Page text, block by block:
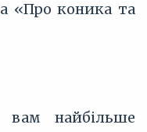
«Про коника та
найбільше